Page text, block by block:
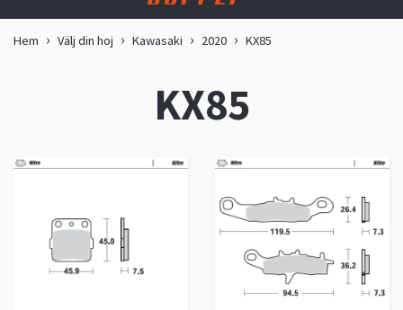
Hem Välj din hoj Kawasaki 2020 KX85
KX85